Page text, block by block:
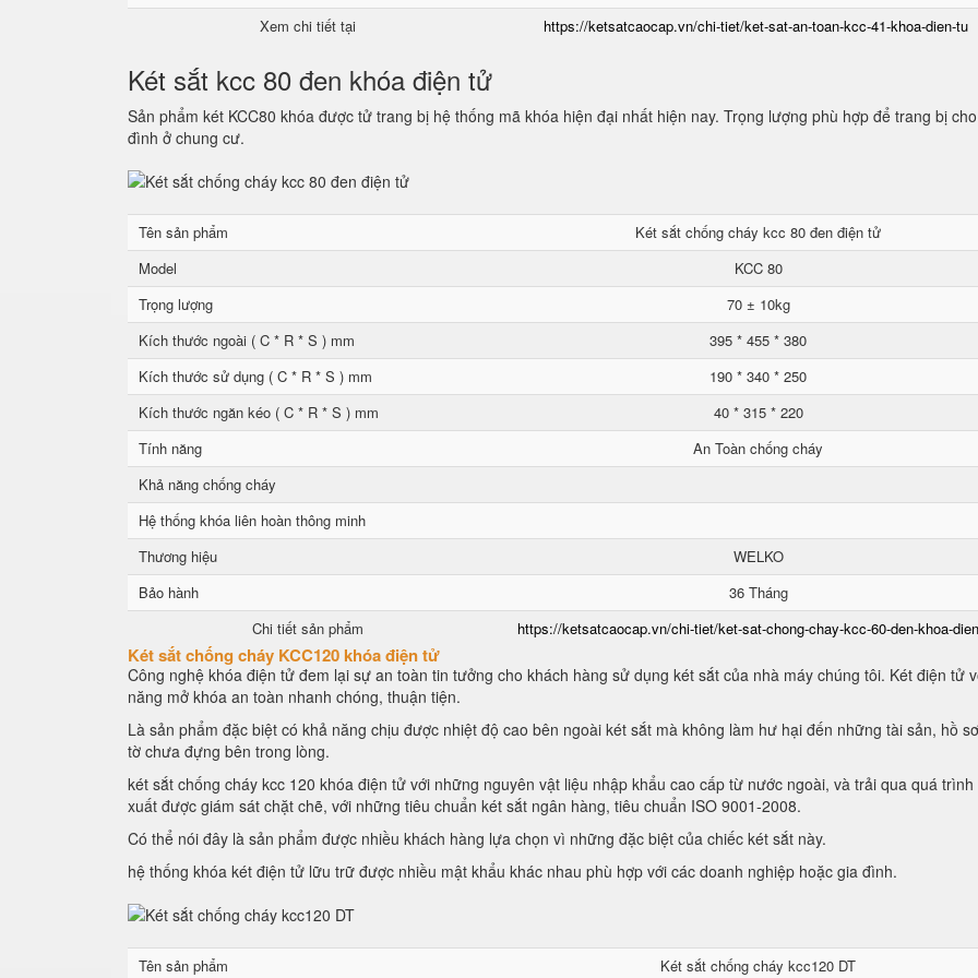
Xem chi tiết tại https://ketsatcaocap.vn/chi-tiet/ket-sat-an-toan-kcc-41-khoa-dien-tu
Két sắt kcc 80 đen khóa điện tử
Sản phẩm két KCC80 khóa được tử trang bị hệ thống mã khóa hiện đại nhất hiện nay. Trọng lượng phù hợp để trang bị
đình ở chung cư.
Tên sản phẩm
Két sắt chống cháy kcc 80 đen điện tử
Model
KCC 80
Trọng lượng
70 ± 10kg
Kích thước ngoài ( C * R * S ) mm
395 * 455 * 380
Kích thước sử dụng ( C * R * S ) mm
190 * 340 * 250
Kích thước ngăn kéo ( C * R * S ) mm
40 * 315 * 220
Tính năng
An Toàn chống cháy
Khả năng chống cháy
Hệ thống khóa liên hoàn thông minh
Thương hiệu
WELKO
Bảo hành
36 Tháng
Chi tiết sản phẩm
https://ketsatcaocap.vn/chi-tiet/ket-sat-chong-chay-kcc-60-den-khoa-
Két sắt chống cháy KCC120 khóa điện tử
Công nghệ khóa điện tử đem lại sự an toàn tin tưởng cho khách hàng sử dụng két sắt của nhà máy chúng tôi. Két điện tử
năng mở khóa an toàn nhanh chóng, thuận tiện.
Là sản phẩm đặc biệt có khả năng chịu được nhiệt độ cao bên ngoài két sắt mà không làm hư hại đến những tài sản, hồ
tờ chưa đựng bên trong lòng.
két sắt chống cháy kcc 120 khóa điện tử với những nguyên vật liệu nhập khẩu cao cấp từ nước ngoài, và trải qua quá trình
xuất được giám sát chặt chẽ, với những tiêu chuẩn két sắt ngân hàng, tiêu chuẩn ISO 9001-2008.
Có thể nói đây là sản phẩm được nhiều khách hàng lựa chọn vì những đặc biệt của chiếc két sắt này.
hệ thống khóa két điện tử lữu trữ được nhiều mật khẩu khác nhau phù hợp với các doanh nghiệp hoặc gia đình.
Tên sản phẩm Két sắt chống cháy kcc120 DT